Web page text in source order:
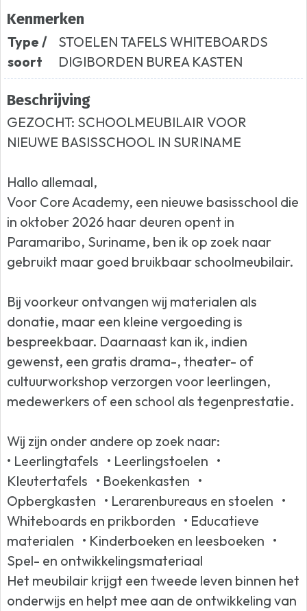
Kenmerken
Type /
soort
STOELEN TAFELS WHITEBOARDS
DIGIBORDEN BUREA KASTEN
Beschrijving
GEZOCHT: SCHOOLMEUBILAIR VOOR
NIEUWE BASISSCHOOL IN SURINAME
Hallo allemaal,
Voor Core Academy, een nieuwe basisschool die
in oktober 2026 haar deuren opent in
Paramaribo, Suriname, ben ik op zoek naar
gebruikt maar goed bruikbaar schoolmeubilair.
Bij voorkeur ontvangen wij materialen als
donatie, maar een kleine vergoeding is
bespreekbaar. Daarnaast kan ik, indien
gewenst, een gratis drama-, theater- of
cultuurworkshop verzorgen voor leerlingen,
medewerkers of een school als tegenprestatie.
Wij zijn onder andere op zoek naar:
• Leerlingtafels • Leerlingstoelen •
Kleutertafels • Boekenkasten •
Opbergkasten • Lerarenbureaus en stoelen •
Whiteboards en prikborden • Educatieve
materialen • Kinderboeken en leesboeken •
Spel- en ontwikkelingsmateriaal
Het meubilair krijgt een tweede leven binnen het
onderwijs en helpt mee aan de ontwikkeling van